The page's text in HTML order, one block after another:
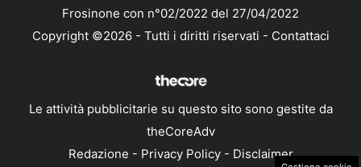
Frosinone con n°02/2022 del 27/04/2022
Copyright ©2026 - Tutti i diritti riservati - Contattaci
Le attività pubblicitarie su questo sito sono gestite da
theCoreAdv
Redazione - Privacy Policy- Disclaimer